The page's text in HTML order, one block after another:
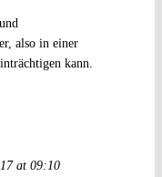
also in einer
kann.
at 09:10